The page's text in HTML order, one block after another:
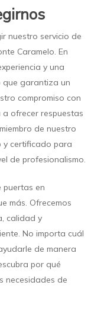
nuestro servicio de
Caramelo. En
y una
que garantiza un
compromiso con
ofrecer respuestas
de nuestro
y certificado para
de profesionalismo.
puertas en
más. Ofrecemos
calidad y
No importa cuál
de manera
por qué
necesidades de